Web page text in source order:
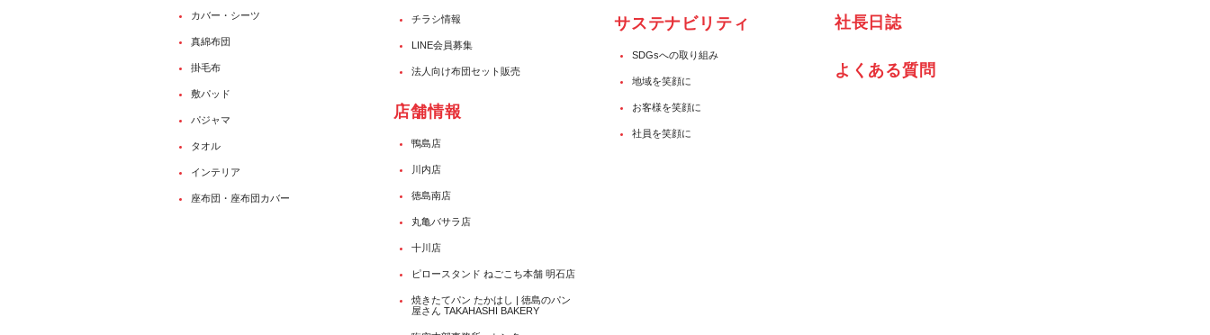
カバー・シーツ
真綿布団
掛毛布
敷パッド
パジャマ
タオル
インテリア
座布団・座布団カバー
チラシ情報
LINE会員募集
法人向け布団セット販売
店舗情報
鴨島店
川内店
徳島南店
丸亀バサラ店
十川店
ピロースタンド ねごこち本舗 明石店
焼きたてパン たかはし | 徳島のパン
屋さん TAKAHASHI BAKERY
サステナビリティ
SDGsへの取り組み
地域を笑顔に
お客様を笑顔に
社員を笑顔に
社⾧日誌
よくある質問